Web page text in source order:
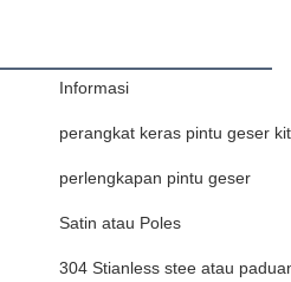
Informasi
perangkat keras pintu geser
perlengkapan pintu geser
Satin atau Poles
304 Stianless stee atau